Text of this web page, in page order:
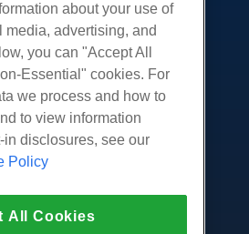
about your use of
advertising, and
you can "Accept All
Essential" cookies. For
we process and how to
to view information
disclosures, see our
Policy
All Cookies